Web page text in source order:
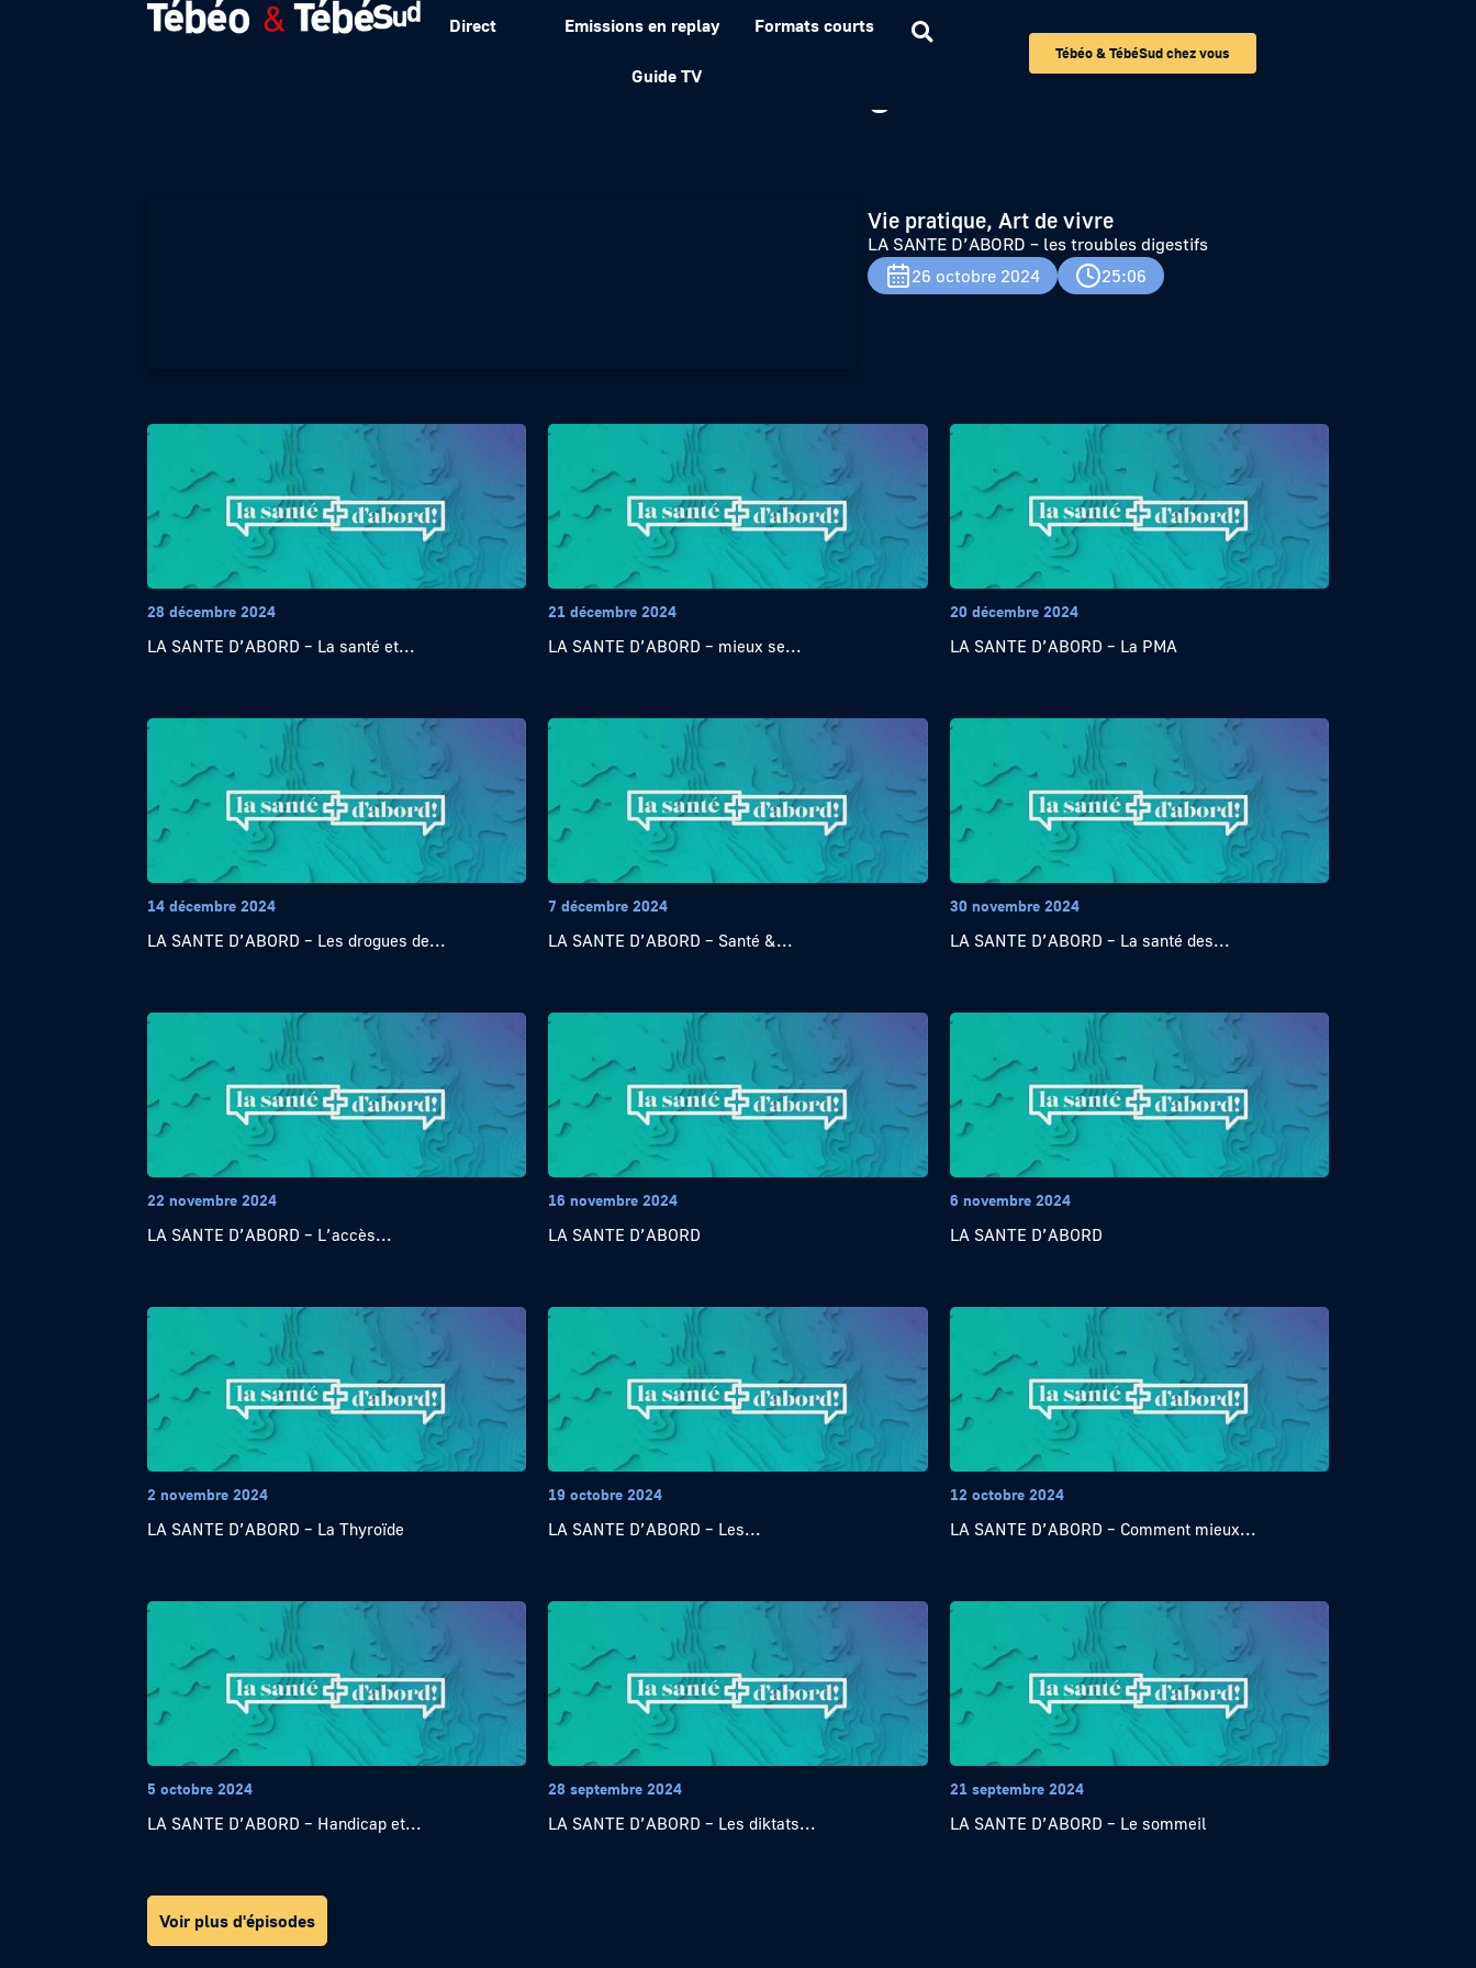
Direct Emissions en replay Formats courts
Guide TV
Tébéo & TébéSud chez vous
LA SANTE D’ABORD – les troubles digestifs
Vie pratique, Art de vivre
LA SANTE D’ABORD – les troubles digestifs
26 octobre 2024
25:06
28 décembre 2024
LA SANTE D’ABORD – La santé et...
21 décembre 2024
LA SANTE D’ABORD – mieux se...
20 décembre 2024
LA SANTE D’ABORD – La PMA
14 décembre 2024
LA SANTE D’ABORD – Les drogues de...
7 décembre 2024
LA SANTE D’ABORD – Santé &...
30 novembre 2024
LA SANTE D’ABORD – La santé des...
22 novembre 2024
LA SANTE D’ABORD – L’accès...
16 novembre 2024
LA SANTE D’ABORD
6 novembre 2024
LA SANTE D’ABORD
2 novembre 2024
LA SANTE D’ABORD – La Thyroïde
19 octobre 2024
LA SANTE D’ABORD – Les...
12 octobre 2024
LA SANTE D’ABORD – Comment mieux...
5 octobre 2024
LA SANTE D’ABORD – Handicap et...
28 septembre 2024
LA SANTE D’ABORD – Les diktats...
21 septembre 2024
LA SANTE D’ABORD – Le sommeil
Voir plus d'épisodes